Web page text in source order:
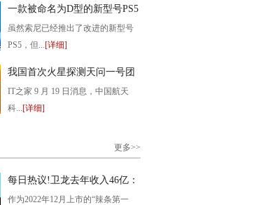
一款被命名为D型的新型号PS5
即将公布
虽然索尼已经推出了改进的新型号
PS5，但...[详细]
我国首次火星探测天问一号团
队获 2022 年度世界航天奖
IT之家 9 月 19 日消息，中国航天
科...[详细]
更多>>
每日热议!卫龙去年收入46亿：
产品平均售价上升 海外销售规
作为2022年12月上市的“辣条第一